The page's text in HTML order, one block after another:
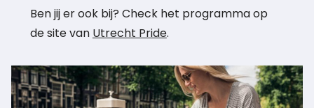
Ben jij er ook bij? Check het programma op
de site van Utrecht Pride.